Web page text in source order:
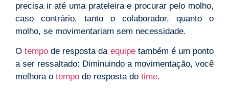
precisa ir até uma prateleira e procurar pelo molho,
caso contrário, tanto o colaborador, quanto o
molho, se movimentariam sem necessidade.
Otempo de resposta da equipetambém é um ponto
a ser ressaltado: Diminuindo a movimentação, você
melhora o tempo de resposta do time.